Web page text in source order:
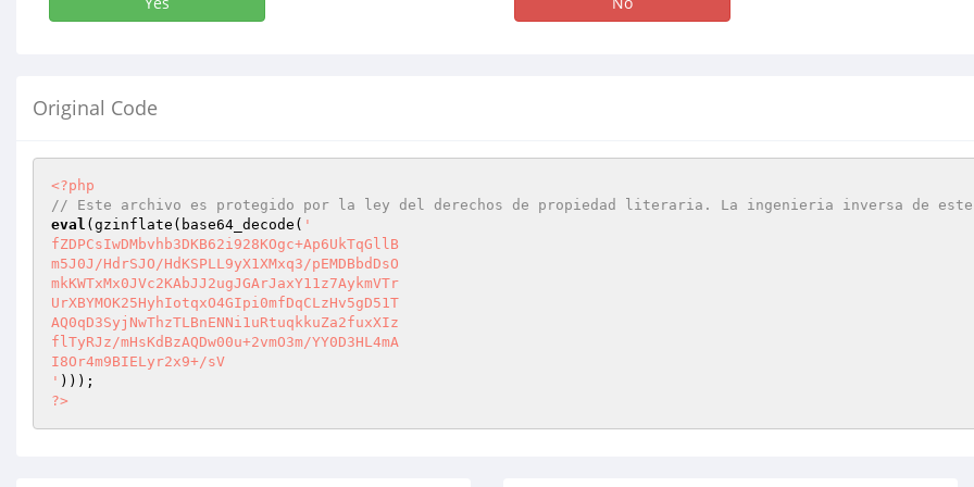
Original Code
<?php
// Este archivo es protegido por la ley del derechos de propiedad literaria. La ingenieria inversa de este
eval (gzinflate(base64_decode( '
fZDPCsIwDMbvhb3DKB62i928KOgc+Ap6UkTqGllB
m5J0J/HdrSJO/HdKSPLL9yX1XMxq3/pEMDBbdDsO
mkKWTxMx0JVc2KAbJJ2ugJGArJaxY11z7AykmVTr
UrXBYMOK25HyhIotqxO4GIpi0mfDqCLzHv5gD51T
AQ0qD3SyjNwThzTLBnENNi1uRtuqkkuZa2fuxXIz
flTyRJz/mHsKdBzAQDw00u+2vmO3m/YY0D3HL4mA
I8Or4m9BIELyr2x9+/sV
'
?>